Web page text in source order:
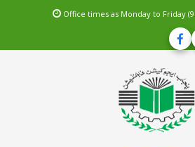
Office times as Monday to Friday